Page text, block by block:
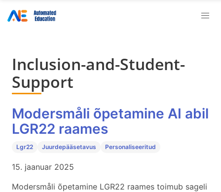
Inclusion-and-Student-
Support
Modersmåli õpetamine AI abil
LGR22 raames
Lgr22 Juurdepääsetavus Personaliseeritud
15. jaanuar 2025
Modersmåli õpetamine LGR22 raames toimub sageli